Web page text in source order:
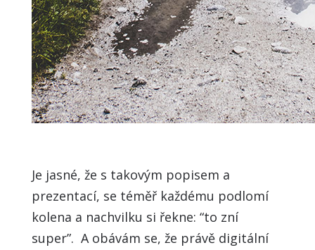
Je jasné, že s takovým popisem a
prezentací, se téměř každému podlomí
kolena a nachvilku si řekne: “to zní
super”. A obávám se, že právě digitální